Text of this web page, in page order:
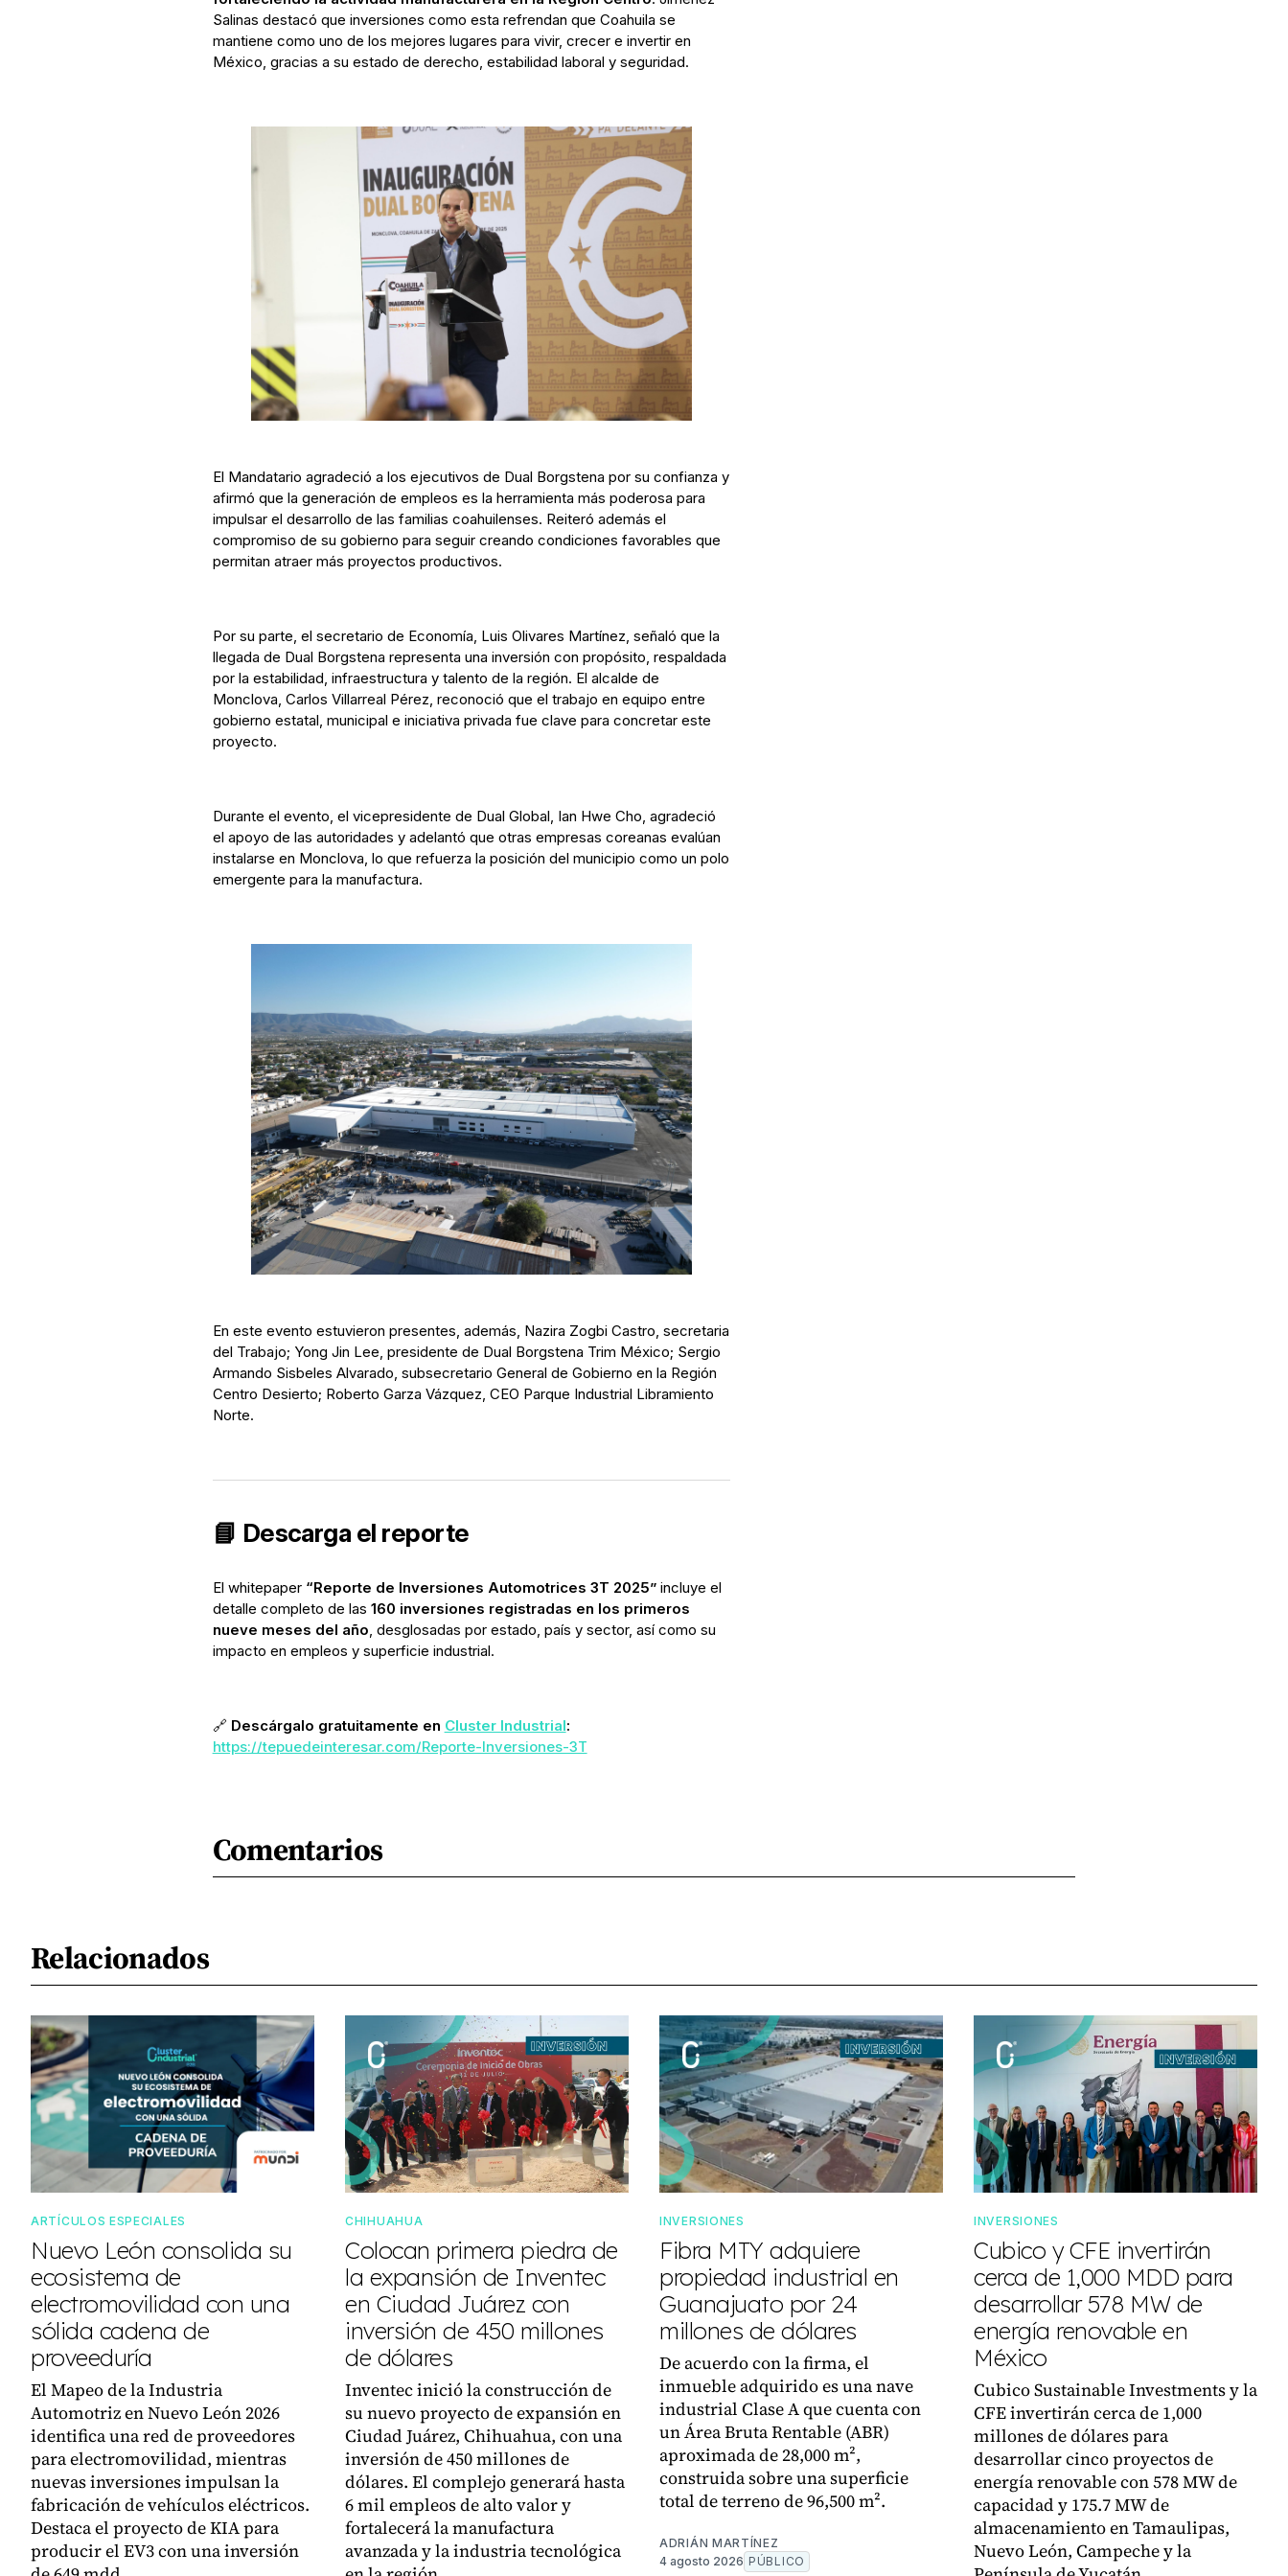
Salinas destacó que inversiones como esta refrendan que Coahuila se
mantiene como uno de los mejores lugares para vivir, crecer e invertir en
México, gracias a su estado de derecho, estabilidad laboral y seguridad.
El Mandatario agradeció a los ejecutivos de Dual Borgstena por su confianza y
afirmó que la generación de empleos es la herramienta más poderosa para
impulsar el desarrollo de las familias coahuilenses. Reiteró además el
compromiso de su gobierno para seguir creando condiciones favorables que
permitan atraer más proyectos productivos.
Por su parte, el secretario de Economía, Luis Olivares Martínez, señaló que la
llegada de Dual Borgstena representa una inversión con propósito, respaldada
por la estabilidad, infraestructura y talento de la región. El alcalde de
Monclova, Carlos Villarreal Pérez, reconoció que el trabajo en equipo entre
gobierno estatal, municipal e iniciativa privada fue clave para concretar este
proyecto.
Durante el evento, el vicepresidente de Dual Global, Ian Hwe Cho, agradeció
el apoyo de las autoridades y adelantó que otras empresas coreanas evalúan
instalarse en Monclova, lo que refuerza la posición del municipio como un polo
emergente para la manufactura.
En este evento estuvieron presentes, además, Nazira Zogbi Castro, secretaria
del Trabajo; Yong Jin Lee, presidente de Dual Borgstena Trim México; Sergio
Armando Sisbeles Alvarado, subsecretario General de Gobierno en la Región
Centro Desierto; Roberto Garza Vázquez, CEO Parque Industrial Libramiento
Norte.
📘 Descarga el reporte
El whitepaper “Reporte de Inversiones Automotrices 3T 2025”incluye el
detalle completo de las 160 inversiones registradas en los primeros
nueve meses del año, desglosadas por estado, país y sector, así como su
impacto en empleos y superficie industrial.
🔗 Descárgalo gratuitamente en Cluster Industrial:
https://tepuedeinteresar.com/Reporte-Inversiones-3T
Comentarios
Relacionados
ARTÍCULOS ESPECIALES
Nuevo León consolida su
ecosistema de
electromovilidad con una
sólida cadena de
proveeduría
El Mapeo de la Industria
Automotriz en Nuevo León 2026
identifica una red de proveedores
para electromovilidad, mientras
nuevas inversiones impulsan la
fabricación de vehículos eléctricos.
Destaca el proyecto de KIA para
producir el EV3 con una inversión
CHIHUAHUA
Colocan primera piedra de
la expansión de Inventec
en Ciudad Juárez con
inversión de 450 millones
de dólares
Inventec inició la construcción de
su nuevo proyecto de expansión en
Ciudad Juárez, Chihuahua, con una
inversión de 450 millones de
dólares. El complejo generará hasta
6 mil empleos de alto valor y
fortalecerá la manufactura
avanzada y la industria tecnológica
INVERSIONES
Fibra MTY adquiere
propiedad industrial en
Guanajuato por 24
millones de dólares
De acuerdo con la firma, el
inmueble adquirido es una nave
industrial Clase A que cuenta con
un Área Bruta Rentable (ABR)
aproximada de 28,000 m²,
construida sobre una superficie
total de terreno de 96,500 m².
ADRIÁN MARTÍNEZ
4 agosto 2026 PÚBLICO
INVERSIONES
Cubico y CFE invertirán
cerca de 1,000 MDD para
desarrollar 578 MW de
energía renovable en
México
Cubico Sustainable Investments y la
CFE invertirán cerca de 1,000
millones de dólares para
desarrollar cinco proyectos de
energía renovable con 578 MW de
capacidad y 175.7 MW de
almacenamiento en Tamaulipas,
Nuevo León, Campeche y la